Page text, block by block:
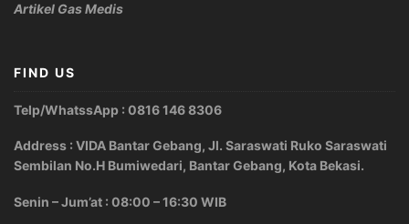
Artikel Gas Medis
FIND US
Telp/WhatssApp : 0816 146 8306
Address : VIDA Bantar Gebang, Jl. Saraswati Ruko Saraswati
Sembilan No.H Bumiwedari, Bantar Gebang, Kota Bekasi.
Senin – Jum’at : 08:00 – 16:30 WIB